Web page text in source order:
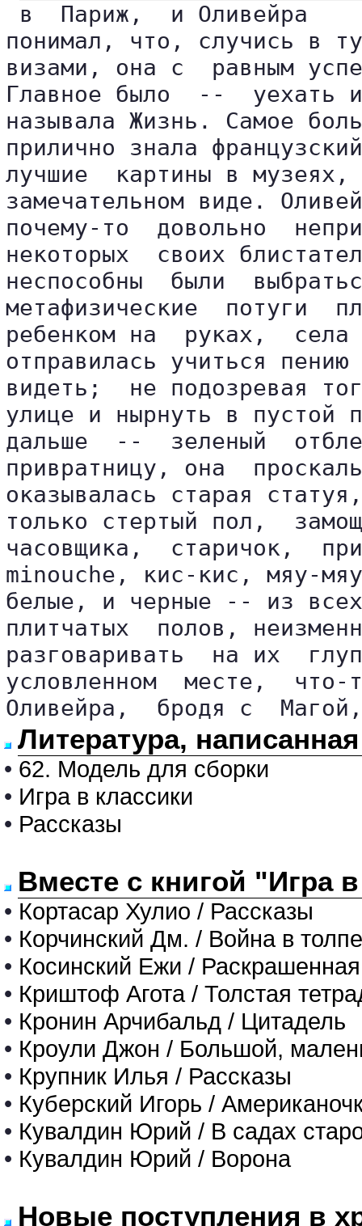
в  Париж,  и Оливейра
понимал, что, случись в
визами, она с  равным
Главное было  --  уехать
называла Жизнь. Самое
прилично знала
лучшие  картины в
замечательном виде.
почему-то  довольно
некоторых  своих
неспособны  были
метафизические  потуги
ребенком на  руках,
отправилась учиться
видеть;  не подозревая
улице и нырнуть в пустой
дальше  --  зеленый
привратницу, она
оказывалась старая
только стертый пол,
часовщика,  старичок,
minouche, кис-кис,
белые, и черные -- из всех
плитчатых  полов,
разговаривать  на их
условленном  месте,
Оливейра,  бродя с  Магой,
Литература,
• 62. Модель для сборки
• Игра в классики
• Рассказы
Вместе с книгой "Игра
• Кортасар Хулио / Рассказы
• Корчинский Дм. / Война в толпе
• Косинский Ежи /
• Криштоф Агота / Толстая
• Кронин Арчибальд / Цитадель
• Кроули Джон / Большой,
• Крупник Илья / Рассказы
• Куберский Игорь /
• Кувалдин Юрий / В садах
• Кувалдин Юрий / Ворона
Новые поступления в